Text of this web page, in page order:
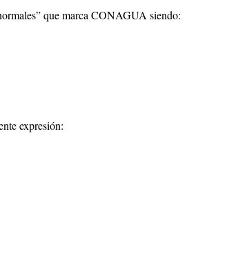
que marca CONAGUA siendo:
expresión: